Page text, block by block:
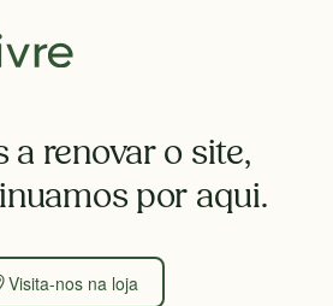
a renovar o site,
por aqui.
Visita-nos na loja